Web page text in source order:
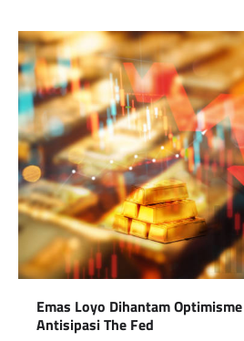
Emas Loyo Dihantam
Antisipasi The Fed